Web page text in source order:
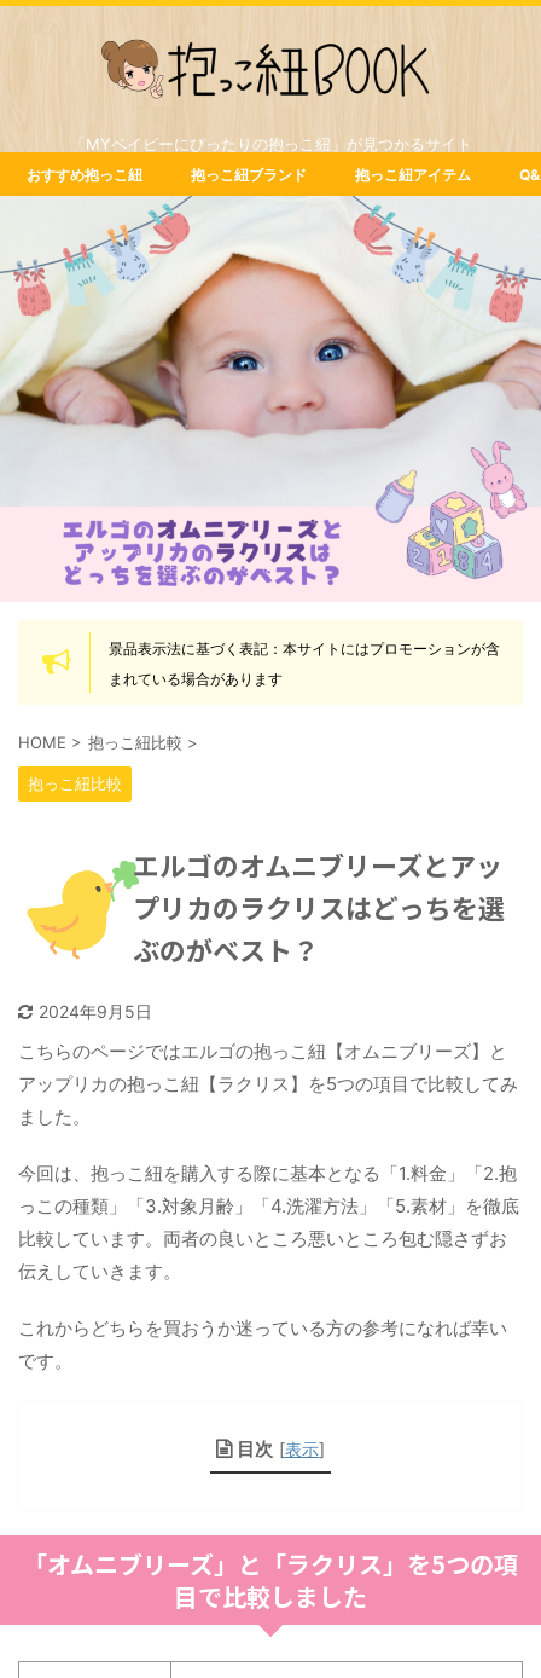
「MYベイビーにぴったりの抱っこ紐」が見つかるサイト
おすすめ抱っこ紐 抱っこ紐ブランド 抱っこ紐アイテム
景品表示法に基づく表記：本サイトにはプロモーションが含
まれている場合があります
HOME > 抱っこ紐比較 >
抱っこ紐比較
エルゴのオムニブリーズとアッ
プリカのラクリスはどっちを選
ぶのがベスト？
2024年9月5日
こちらのページではエルゴの抱っこ紐【オムニブリーズ】と
アップリカの抱っこ紐【ラクリス】を5つの項目で比較してみ
ました。
今回は、抱っこ紐を購入する際に基本となる「1.料金」「2.抱
っこの種類」「3.対象月齢」「4.洗濯方法」「5.素材」を徹底
比較しています。両者の良いところ悪いところ包む隠さずお
伝えしていきます。
これからどちらを買おうか迷っている方の参考になれば幸い
です。
目次 [表示]
「オムニブリーズ」と「ラクリス」を5つの項
目で比較しました